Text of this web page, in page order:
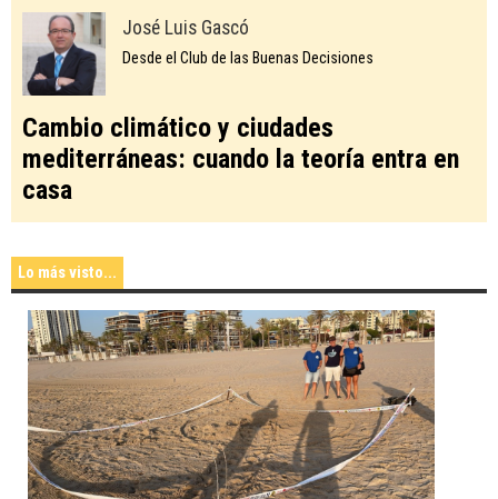
José Luis Gascó
Desde el Club de las Buenas Decisiones
Cambio climático y ciudades
mediterráneas: cuando la teoría entra en
casa
Lo más visto...